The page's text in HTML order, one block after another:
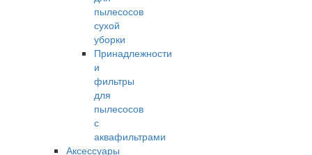
пылесосов
сухой
уборки
Принадлежности
и
фильтры
для
пылесосов
с
аквафильтрами
Аксессуары